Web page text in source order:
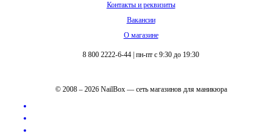
Контакты и реквизиты
Вакансии
О магазине
8 800 2222-6-44 пн-пт с 9:30 до 19:30
© 2008 – 2026 NailBox — сеть магазинов для маникюра